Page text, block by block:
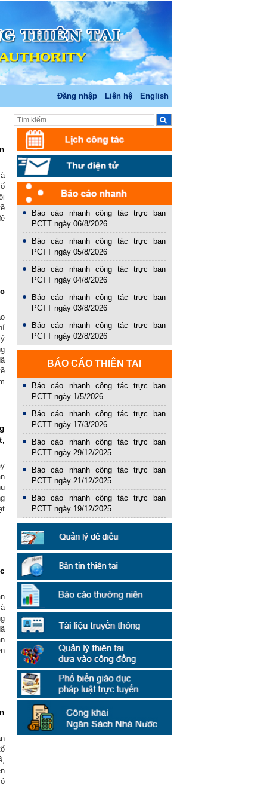
Đăng nhập Liên hệ English
Báo cáo nhanh công tác trực ban
PCTT ngày 06/8/2026
Báo cáo nhanh công tác trực ban
PCTT ngày 05/8/2026
Báo cáo nhanh công tác trực ban
PCTT ngày 04/8/2026
Báo cáo nhanh công tác trực ban
PCTT ngày 03/8/2026
Báo cáo nhanh công tác trực ban
PCTT ngày 02/8/2026
BÁO CÁO THIÊN TAI
Báo cáo nhanh công tác trực ban
PCTT ngày 1/5/2026
Báo cáo nhanh công tác trực ban
PCTT ngày 17/3/2026
Báo cáo nhanh công tác trực ban
PCTT ngày 29/12/2025
Báo cáo nhanh công tác trực ban
PCTT ngày 21/12/2025
Báo cáo nhanh công tác trực ban
PCTT ngày 19/12/2025